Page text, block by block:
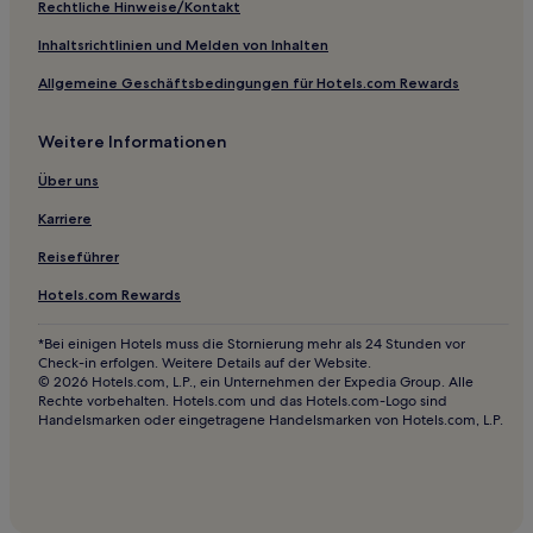
Bellmawr Hotels
Hotels nahe Rathaus von Atlantic City
West Creek Hotels
Pine Beach Hotels
Clayton Hotels
Waterford Works Hotels
Smithville Hotels
Hotels nahe Ocean City Music Pier
Hotels nahe Leuchtturm Barnegat
Paulsboro Hotels
Hotels nahe Leuchtturm von Tucker's Island
Rechtliche Hinweise/Kontakt
Inhaltsrichtlinien und Melden von Inhalten
Allgemeine Geschäftsbedingungen für Hotels.com Rewards
Weitere Informationen
Über uns
Karriere
Reiseführer
Hotels.com Rewards
*Bei einigen Hotels muss die Stornierung mehr als 24 Stunden vor
Check-in erfolgen. Weitere Details auf der Website.
© 2026 Hotels.com, L.P., ein Unternehmen der Expedia Group. Alle
Rechte vorbehalten. Hotels.com und das Hotels.com-Logo sind
Handelsmarken oder eingetragene Handelsmarken von Hotels.com, L.P.